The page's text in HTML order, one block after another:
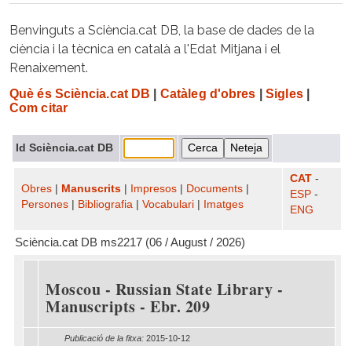
Benvinguts a Sciència.cat DB, la base de dades de la
ciència i la tècnica en català a l'Edat Mitjana i el
Renaixement.
Què és Sciència.cat DB Catàleg d'obres Sigles|
Com citar
Id Sciència.cat DB
Obres Manuscrits Impresos Documents
Persones
Bibliografia Vocabulari Imatges
CAT -
ESP -
ENG
Sciència.cat DB ms2217 (06 / August / 2026)
Moscou - Russian State Library -
Manuscripts - Ebr. 209
Publicació de la fitxa: 2015-10-12